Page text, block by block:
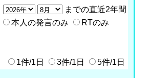
までの直近2年間
本人の発言のみ
RTのみ
1件/1日 3件/1日 5件/1日